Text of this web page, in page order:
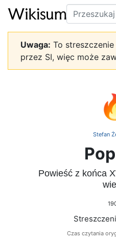
Szukaj
Uwaga: To
przez SI, więc może
Stefan
Powieść z końca
Czas czytania